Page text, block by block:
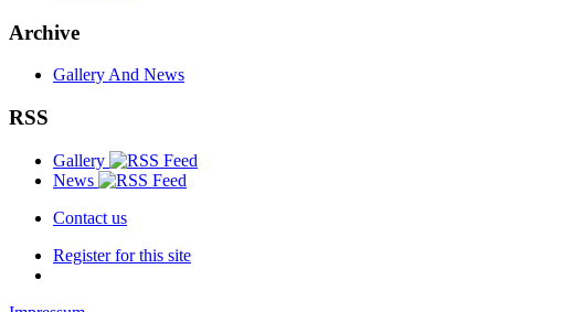
Archive
Gallery And News
RSS
Gallery
News
Contact us
Register for this site